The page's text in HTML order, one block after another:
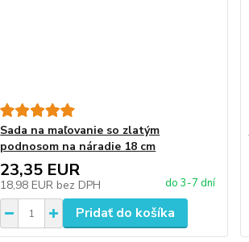
Sada na maľovanie so zlatým
podnosom na náradie 18 cm
23,35 EUR
18,98 EUR bez DPH do 3-7 dní
Pridať do košíka